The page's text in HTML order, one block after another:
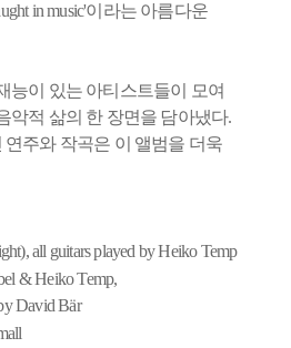
in music'이라는 아름다운
능이 있는 아티스트들이 모여
악적 삶의 한 장면을 담아냈다.
연주와 작곡은 이 앨범을 더욱
all guitars played by Heiko Temp
& Heiko Temp,
David Bär